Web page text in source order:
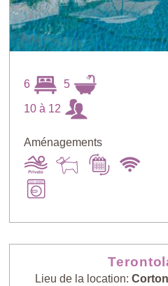
6 5
10 à 12
Aménagements
Lieu de la location: